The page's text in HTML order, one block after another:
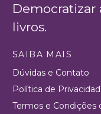
Democratizar
livros.
SAIBA MAIS
Dúvidas e Contato
Política de
Termos e Condições